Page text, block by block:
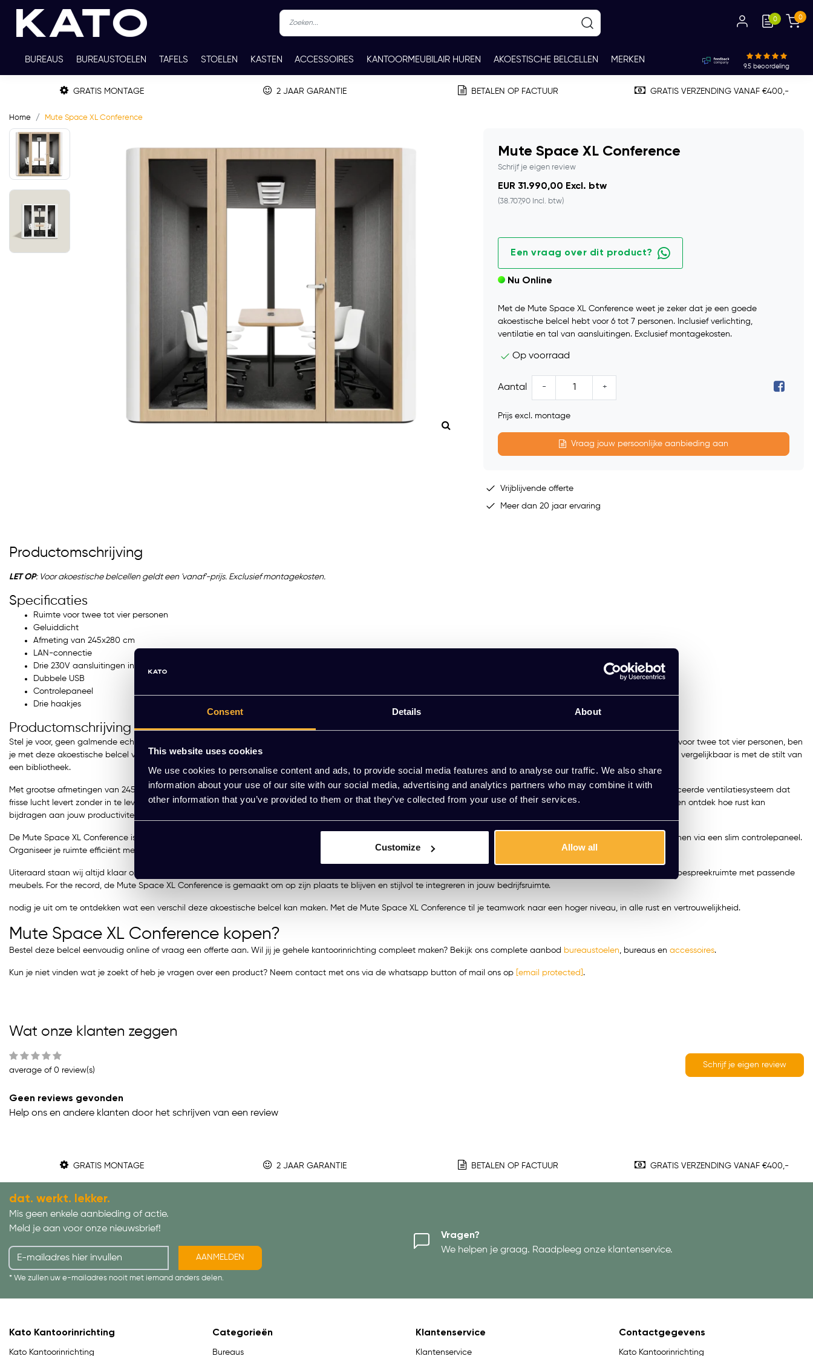
Consent Details About
This website uses cookies
We use cookies to personalise content and ads, to provide social media features and to analyse our traffic. We also share
information about your use of our site with our social media, advertising and analytics partners who may combine it with
other information that you’ve provided to them or that they’ve collected from your use of their services.
Customize Allow all
0 0
BUREAUS BUREAUSTOELEN TAFELS STOELEN KASTEN ACCESSOIRES KANTOORMEUBILAIR HUREN AKOESTISCHE BELCELLEN MERKEN
TWEEDEHANDS THUISWERKPLEKKEN WERKBLADKLEUREN CONTACT
9.5 beoordeling
GRATIS MONTAGE 2 JAAR GARANTIE BETALEN OP FACTUUR GRATIS VERZENDING VANAF €400,-
Home Mute Space XL Conference
Mute Space XL Conference
Schrijf je eigen review
EUR 31.990,00 Excl. btw
(38.707,90 Incl. btw)
Een vraag over dit product?
Nu Online
Met de Mute Space XL Conference weet je zeker dat je een goede
akoestische belcel hebt voor 6 tot 7 personen. Inclusief verlichting,
ventilatie en tal van aansluitingen. Exclusief montagekosten.
Op voorraad
Aantal - +
Prijs excl. montage
Vraag jouw persoonlijke aanbieding aan
Vrijblijvende offerte
Meer dan 20 jaar ervaring
Productomschrijving
LET OP: Voor akoestische belcellen geldt een 'vanaf'-prijs. Exclusief montagekosten.
Specificaties
Ruimte voor twee tot vier personen
Geluiddicht
Afmeting van 245x280 cm
LAN-connectie
Drie 230V aansluitingen in de wand
Dubbele USB
Controlepaneel
Drie haakjes
Productomschrijving
Stel je voor, geen galmende echo's tijdens een belangrijke meeting; Mute Space XL Conference biedt je de rust en vertrouwelijkheid die je nodig hebt. Zorgvuldig ontworpen voor twee tot vier personen, ben
je met deze akoestische belcel voorbereid op elk overleg, hoe vertrouwelijk ook. De perfecte balans tussen geluidsisolatie en geluidsabsorptie zorgt voor een serene sfeer die vergelijkbaar is met de stilt van
een bibliotheek.
Met grootse afmetingen van 245x280cm is de Mute Space XL Conference klaargestoomd voor comfortabele samenwerkingen. Ideaal voor lange sessies dankzij het geavanceerde ventilatiesysteem dat
frisse lucht levert zonder in te leveren op de stilte die essentieel is voor jouw concentratie. Laat je niet beperken door hinderlijk omgevingsgeluid; neem plaats in deze belcel en ontdek hoe rust kan
bijdragen aan jouw productiviteit.
De Mute Space XL Conference is een toonbeeld van functionaliteit, voorzien van een LAN-connectie, genoeg 230V aansluitingen, een dubbele USB en gemakkelijk te bedienen via een slim controlepaneel.
Organiseer je ruimte efficiënt met handige haakjes om persoonlijke items te bewaren.
Uiteraard staan wij altijd klaar om je te ondersteunen met vragen of advies. Aarzel niet om contact met ons op te nemen, we helpen je graag bij het inrichten van je ideale bespreekruimte met passende
meubels. For the record, de Mute Space XL Conference is gemaakt om op zijn plaats te blijven en stijlvol te integreren in jouw bedrijfsruimte.
nodig je uit om te ontdekken wat een verschil deze akoestische belcel kan maken. Met de Mute Space XL Conference til je teamwork naar een hoger niveau, in alle rust en vertrouwelijkheid.
Mute Space XL Conference kopen?
Bestel deze belcel eenvoudig online of vraag een offerte aan. Wil jij je gehele kantoorinrichting compleet maken? Bekijk ons complete aanbod bureaustoelen bureaus en accessoires.
Kun je niet vinden wat je zoekt of heb je vragen over een product? Neem contact met ons via de whatsapp button of mail ons op [email protected] .
Wat onze klanten zeggen
average of 0 review(s)
Schrijf je eigen review
Geen reviews gevonden
Help ons en andere klanten door het schrijven van een review
GRATIS MONTAGE 2 JAAR GARANTIE BETALEN OP FACTUUR GRATIS VERZENDING VANAF €400,-
dat. werkt. lekker.
Mis geen enkele aanbieding of actie.
Meld je aan voor onze nieuwsbrief!
AANMELDEN
* We zullen uw e-mailadres nooit met iemand anders delen.
Vragen?
We helpen je graag. Raadpleeg onze klantenservice.
Kato Kantoorinrichting
Kato Kantoorinrichting
Categorieën
Bureaus
Klantenservice
Klantenservice
Contactgegevens
Kato Kantoorinrichting